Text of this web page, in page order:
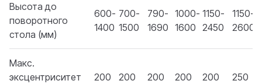
Высота до
поворотного
стола (мм)
600-
1400
700-
1500
790-
1690
1000-
1600
1150-
2450
1150-
2600
Макс.
эксцентриситет
200 200 200 200 200 250